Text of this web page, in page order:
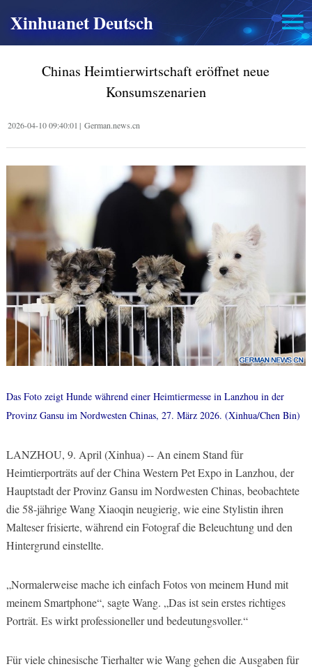
Xinhuanet Deutsch
Chinas Heimtierwirtschaft eröffnet neue
Konsumszenarien
2026-04-10 09:40:01 | German.news.cn
Das Foto zeigt Hunde während einer Heimtiermesse in Lanzhou in der
Provinz Gansu im Nordwesten Chinas, 27. März 2026. (Xinhua/Chen Bin)
LANZHOU, 9. April (Xinhua) -- An einem Stand für
Heimtierporträts auf der China Western Pet Expo in Lanzhou, der
Hauptstadt der Provinz Gansu im Nordwesten Chinas, beobachtete
die 58-jährige Wang Xiaoqin neugierig, wie eine Stylistin ihren
Malteser frisierte, während ein Fotograf die Beleuchtung und den
Hintergrund einstellte.
„Normalerweise mache ich einfach Fotos von meinem Hund mit
meinem Smartphone“, sagte Wang. „Das ist sein erstes richtiges
Porträt. Es wirkt professioneller und bedeutungsvoller.“
Für viele chinesische Tierhalter wie Wang gehen die Ausgaben für